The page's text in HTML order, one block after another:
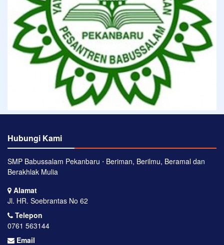
Hubungi Kami
SMP Babussalam Pekanbaru ⋅ Beriman, Berilmu, Beramal dan
Berakhlak Mulia
Alamat
Jl. HR. Soebrantas No 62
Telepon
0761 563144
Email